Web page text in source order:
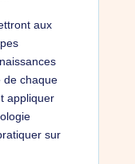
aux
de chaque
appliquer
sur